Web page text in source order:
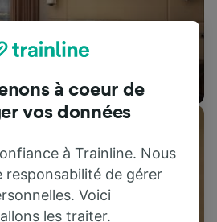
à coeur de
vos données
à Trainline. Nous
responsabilité de gérer
Voici
les traiter.